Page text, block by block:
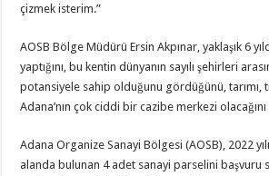
çizmek isterim.”
AOSB Bölge Müdürü Ersin Akpınar, yaklaşık 6
yaptığını, bu kentin dünyanın sayılı şehirleri
potansiyele sahip olduğunu gördüğünü, tarımı,
Adana’nın çok ciddi bir cazibe merkezi
Adana Organize Sanayi Bölgesi (AOSB), 2022
alanda bulunan 4 adet sanayi parselini başvuru